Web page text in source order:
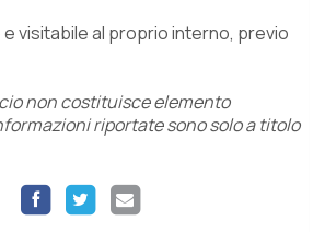
e visitabile al proprio interno, previo
non costituisce elemento
riportate sono solo a titolo